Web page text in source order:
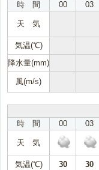
時 間
00 03
天 気
気温(℃)
降水量(mm)
風(m/s)
時 間
00 03
天 気
気温(℃) 30 30